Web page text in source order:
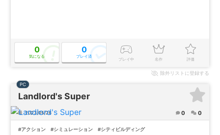
0
気になる
0
プレイ済
プレイ中 名作 評価
除外リストに登録する
Landlord's Super
PC
2023/05/26 0 0
#アクション #シミュレーション #シティビルディング